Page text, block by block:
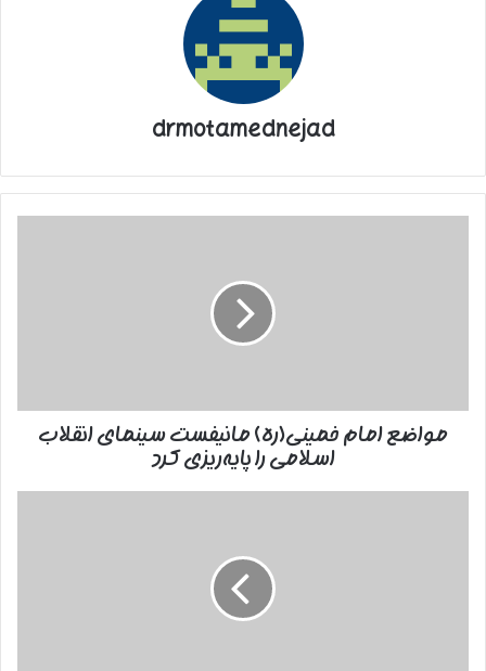
drmotamednejad
پایه‌ریزی
مواضع امام خمینی(ره) مانیفست سینمای انقلاب
اسلامی را پایه‌ریزی کرد